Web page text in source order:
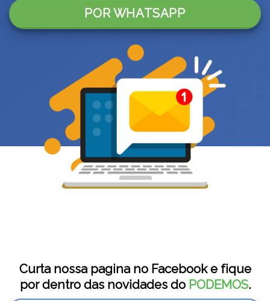
POR WHATSAPP
Curta nossa pagina no Facebook e fique
por dentro das novidades do PODEMOS.